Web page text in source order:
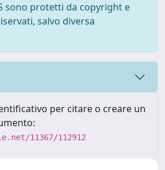
sono protetti da copyright e
salvo diversa
per citare o creare un
11367/112912